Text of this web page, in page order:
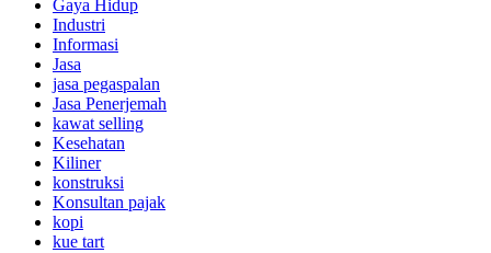
Gaya Hidup
Industri
Informasi
Jasa
jasa pegaspalan
Jasa Penerjemah
kawat selling
Kesehatan
Kiliner
konstruksi
Konsultan pajak
kopi
kue tart